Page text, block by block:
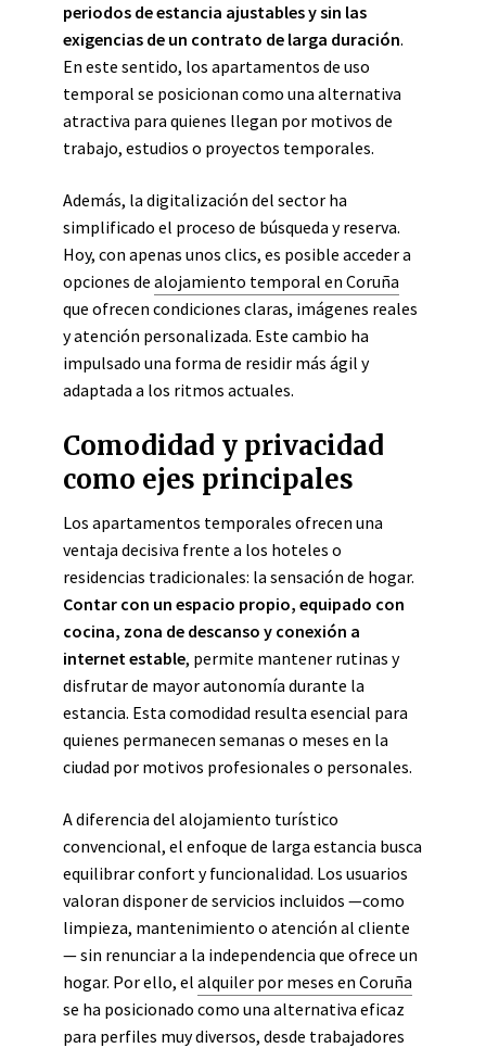
periodos de estancia ajustables y sin las
exigencias de un contrato de larga duración.
En este sentido, los apartamentos de uso
temporal se posicionan como una alternativa
atractiva para quienes llegan por motivos de
trabajo, estudios o proyectos temporales.
Además, la digitalización del sector ha
simplificado el proceso de búsqueda y reserva.
Hoy, con apenas unos clics, es posible acceder a
opciones de alojamiento temporal en Coruña
que ofrecen condiciones claras, imágenes reales
y atención personalizada. Este cambio ha
impulsado una forma de residir más ágil y
adaptada a los ritmos actuales.
Comodidad y privacidad
como ejes principales
Los apartamentos temporales ofrecen una
ventaja decisiva frente a los hoteles o
residencias tradicionales: la sensación de hogar.
Contar con un espacio propio, equipado con
cocina, zona de descanso y conexión a
internet estable, permite mantener rutinas y
disfrutar de mayor autonomía durante la
estancia. Esta comodidad resulta esencial para
quienes permanecen semanas o meses en la
ciudad por motivos profesionales o personales.
A diferencia del alojamiento turístico
convencional, el enfoque de larga estancia busca
equilibrar confort y funcionalidad. Los usuarios
valoran disponer de servicios incluidos —como
limpieza, mantenimiento o atención al cliente
— sin renunciar a la independencia que ofrece un
hogar. Por ello, el alquiler por meses en Coruña
se ha posicionado como una alternativa eficaz
para perfiles muy diversos, desde trabajadores